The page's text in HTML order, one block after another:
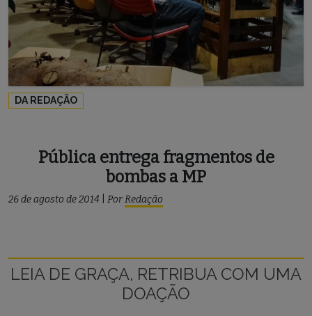
DA REDAÇÃO
Pública entrega fragmentos de
bombas a MP
26 de agosto de 2014 PorRedação
LEIA DE GRAÇA, RETRIBUA COM UMA
DOAÇÃO